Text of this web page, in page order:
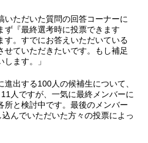
いただいた質問の回答コーナーに
ず『最終選考時に投票できます
す。すでにお答えいただいている
せていただきたいです。もし補足
ます。」
出する100人の候補生について、
人ですが、一気に最終メンバーに
所と検討中です。最後のメンバー
んでいただいた方々の投票によっ